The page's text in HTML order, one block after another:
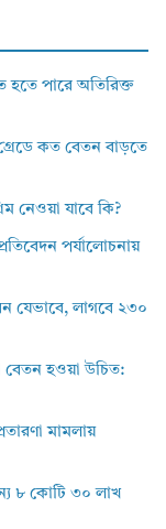
হতে পারে অতিরিক্ত
কত বেতন বাড়তে
নেওয়া যাবে কি?
পর্যালোচনায়
যেভাবে, লাগবে ২৩০
বেতন হওয়া উচিত:
মামলায়
৮ কোটি ৩০ লাখ